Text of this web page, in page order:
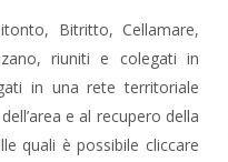
Bitritto, Cellamare,
riuniti e colegati in
in una rete territoriale
e al recupero della
quali è possibile cliccare